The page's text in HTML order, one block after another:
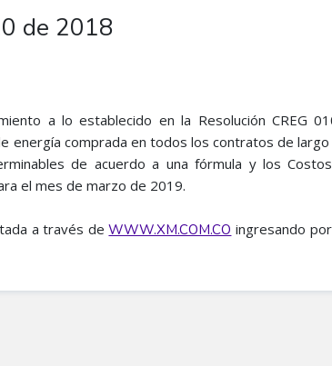
de 2018
a lo establecido en la Resolución CREG
energía comprada en todos los contratos de
de acuerdo a una fórmula y los
el mes de marzo de 2019.
a través deWWW.XM.COM.CO ingresando